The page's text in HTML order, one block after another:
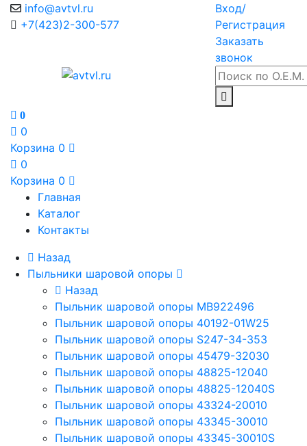
info@avtvl.ru
+7(423)2-300-577
Вход/
Регистрация
Заказать
звонок
0
0
Корзина 0
0
Корзина 0
Главная
Каталог
Контакты
Назад
Пыльники шаровой опоры
Назад
Пыльник шаровой опоры MB922496
Пыльник шаровой опоры 40192-01W25
Пыльник шаровой опоры S247-34-353
Пыльник шаровой опоры 45479-32030
Пыльник шаровой опоры 48825-12040
Пыльник шаровой опоры 48825-12040S
Пыльник шаровой опоры 43324-20010
Пыльник шаровой опоры 43345-30010
Пыльник шаровой опоры 43345-30010S